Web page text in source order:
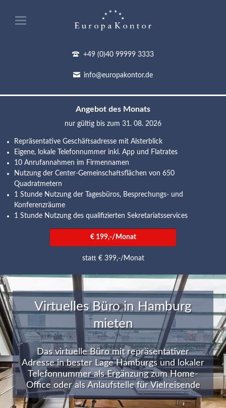
+49 (0)40 99999 3333
info@europakontor.de
Angebot des Monats
nur gültig bis zum 31. 08. 2026
Repräsentative Geschäftsadresse mit Alsterblick
Eigene, lokale Telefonnummer inkl. App und Flatrates
10 Anrufannahmen im Firmennamen
Nutzung der Center-Gemeinschaftsflächen von 650
Quadratmetern
1 Stunde Nutzung der Tagesbüros, Besprechungs- und
Konferenzräume
1 Stunde Nutzung des qualifizierten Sekretariatsservices
€ 199,-/Monat
statt € 399,-/Monat
Virtuelles Büro in Hamburg
mieten
Das virtuelle Büro mit repräsentativer
Adresse in bester Lage Hamburgs und lokaler
Telefonnummer als Ergänzung zum Home-
Office oder als Anlaufstelle für Vielreisende